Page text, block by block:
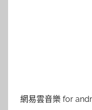
網易雲音樂 for